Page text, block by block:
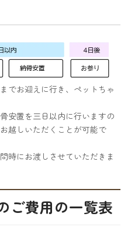
でお迎えに行き、ペットちゃ
安置を三日以内に行いますの
越しいただくことが可能で
時にお渡しさせていただきま
ご費用の一覧表